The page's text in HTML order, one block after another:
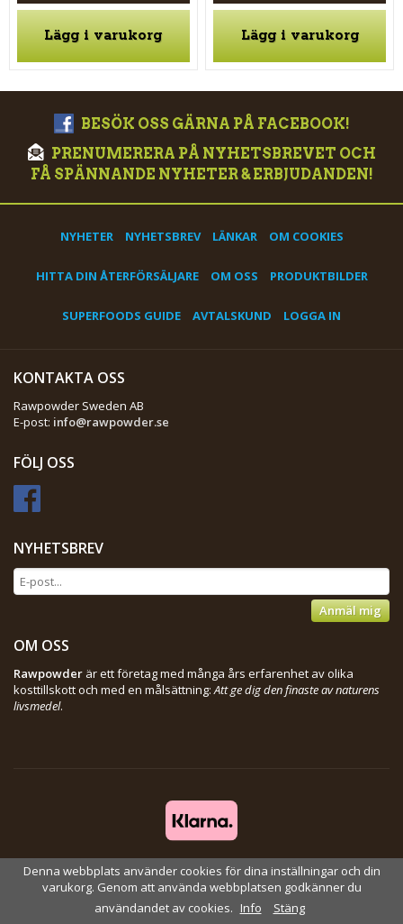
Lägg i varukorg Lägg i varukorg
BESÖK OSS GÄRNA PÅ FACEBOOK!
PRENUMERERA PÅ NYHETSBREVET OCH
FÅ SPÄNNANDE NYHETER & ERBJUDANDEN!
NYHETER NYHETSBREV LÄNKAR OM COOKIES
HITTA DIN ÅTERFÖRSÄLJARE OM OSS PRODUKTBILDER
SUPERFOODS GUIDE AVTALSKUND LOGGA IN
KONTAKTA OSS
Rawpowder Sweden AB
E-post: info@rawpowder.se
FÖLJ OSS
NYHETSBREV
Anmäl mig
OM OSS
Rawpowder är ett företag med många års erfarenhet av olika
kosttillskott och med en målsättning:Att ge dig den finaste av naturens
livsmedel.
Drift & produktion: Wikinggruppen
Denna webbplats använder cookies för dina inställningar och din
varukorg. Genom att använda webbplatsen godkänner du
användandet av cookies. Info Stäng